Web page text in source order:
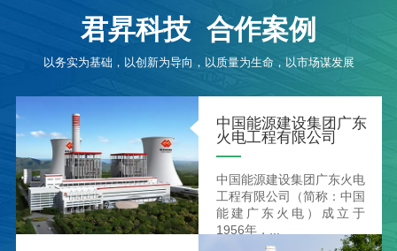
君昇科技 合作案例
以务实为基础，以创新为导向，以质量为生命，以市场谋发展
中国能源建设集团广东
火电工程有限公司
中国能源建设集团广东火电
工程有限公司（简称：中国
能建广东火电）成立于
1956年，...